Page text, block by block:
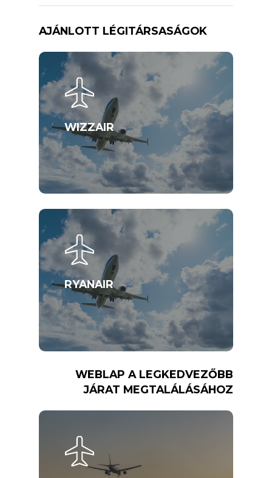
AJÁNLOTT LÉGITÁRSASÁGOK
WIZZAIR
RYANAIR
WEBLAP A LEGKEDVEZŐBB
JÁRAT MEGTALÁLÁSÁHOZ